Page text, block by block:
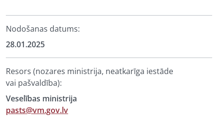
Nodošanas datums:
28.01.2025
Resors (nozares ministrija, neatkarīga iestāde
vai pašvaldība):
Veselības ministrija
pasts@vm.gov.lv